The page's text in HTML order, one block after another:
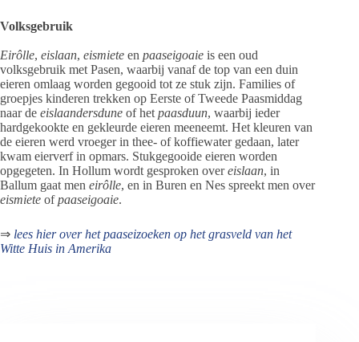
Volksgebruik
Eirôlle, eislaan, eismiete en paaseigoaie is een oud
volksgebruik met Pasen, waarbij vanaf de top van een duin
eieren omlaag worden gegooid tot ze stuk zijn. Families of
groepjes kinderen trekken op Eerste of Tweede Paasmiddag
naar de eislaandersdune of het paasduun, waarbij ieder
hardgekookte en gekleurde eieren meeneemt. Het kleuren van
de eieren werd vroeger in thee- of koffiewater gedaan, later
kwam eierverf in opmars. Stukgegooide eieren worden
opgegeten. In Hollum wordt gesproken overeislaan, in
Ballum gaat men eirôlle, en in Buren en Nes spreekt men over
eismiete ofpaaseigoaie.
⇒ lees hier over het paaseizoeken op het grasveld van het
Witte Huis in Amerika